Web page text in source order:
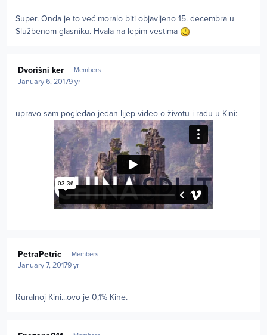
Super. Onda je to već moralo biti objavljeno 15. decembra u
Službenom glasniku. Hvala na lepim vestima
Dvorišni ker Members
January 6, 20179 yr
upravo sam pogledao jedan lijep video o životu i radu u Kini:
PetraPetric Members
January 7, 20179 yr
Ruralnoj Kini...ovo je 0,1% Kine.